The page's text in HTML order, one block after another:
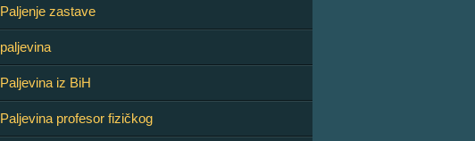
Paljenje zastave
paljevina
Paljevina iz BiH
Paljevina profesor fizičkog